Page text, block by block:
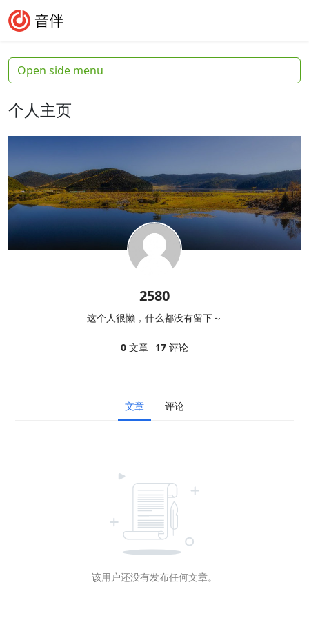
Skip to content
Skip to footer
个人主页
2580
这个人很懒，什么都没有留下～
0 文章 17 评论
文章 评论
该用户还没有发布任何文章。
Open side menu